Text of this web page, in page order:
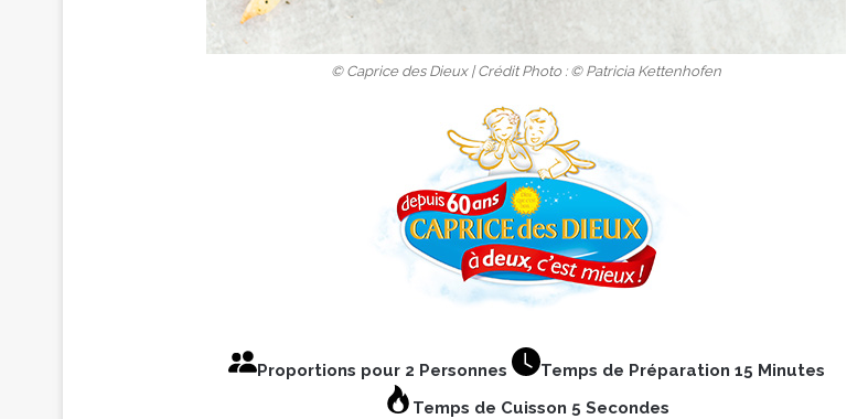
© Caprice des Dieux | Crédit Photo : © Patricia Kettenhofen
Proportions pour 2 Personnes
Temps de Préparation 15 Minutes
Temps de Cuisson 5 Secondes